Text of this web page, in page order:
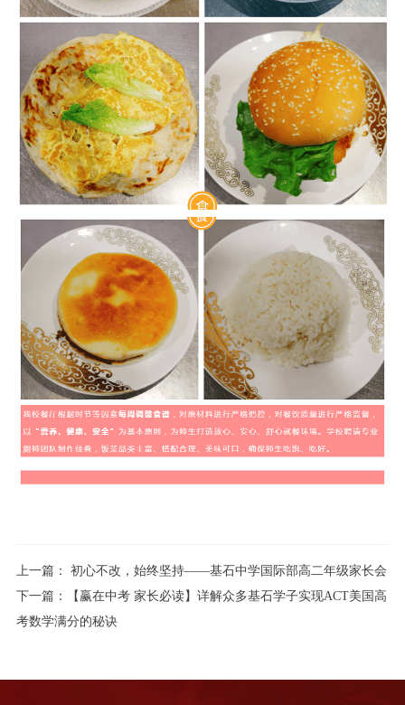
上一篇： 初心不改，始终坚持——基石中学国际部高二年级家长会
下一篇：
【赢在中考 家长必读】详解众多基石学子实现ACT美国高
考数学满分的秘诀